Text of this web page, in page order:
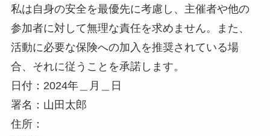
私は自身の安全を最優先に考慮し、主催者や他の
参加者に対して無理な責任を求めません。また、
活動に必要な保険への加入を推奨されている場
合、それに従うことを承諾します。
日付：2024年＿月＿日
署名：山田太郎
住所：